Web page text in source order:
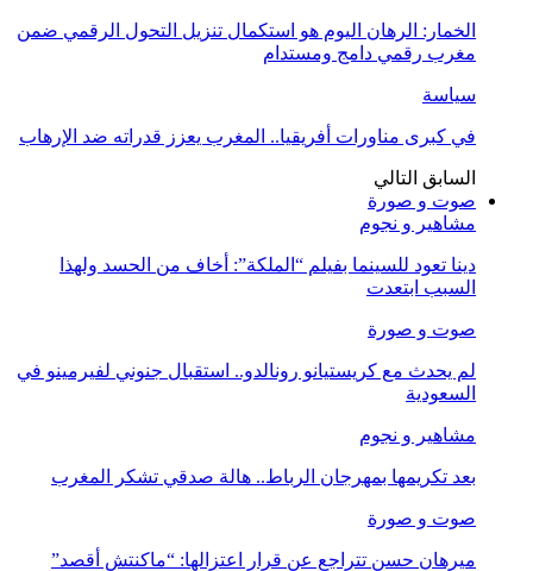
الخمار: الرهان اليوم هو استكمال تنزيل التحول الرقمي ضمن
مغرب رقمي دامج ومستدام
سياسة
في كبرى مناورات أفريقيا.. المغرب يعزز قدراته ضد الإرهاب
السابق التالي
صوت و صورة
مشاهير و نجوم
دينا تعود للسينما بفيلم “الملكة”: أخاف من الحسد ولهذا
السبب ابتعدت
صوت و صورة
لم يحدث مع كريستيانو رونالدو.. استقبال جنوني لفيرمينو في
السعودية
مشاهير و نجوم
بعد تكريمها بمهرجان الرباط.. هالة صدقي تشكر المغرب
صوت و صورة
ميرهان حسن تتراجع عن قرار اعتزالها: “ماكنتش أقصد”